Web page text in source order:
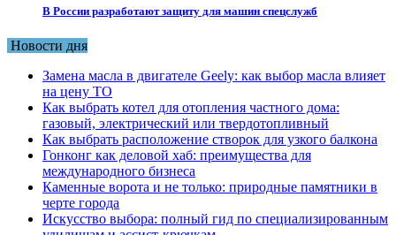
В России разработают защиту для машин спецслужб
Новости дня
Замена масла в двигателе Geely: как выбор масла влияет
на цену ТО
Как выбрать котел для отопления частного дома:
газовый, электрический или твердотопливный
Как выбрать расположение створок для узкого балкона
Гонконг как деловой хаб: преимущества для
международного бизнеса
Каменные ворота и не только: природные памятники в
черте города
Искусство выбора: полный гид по специализированным